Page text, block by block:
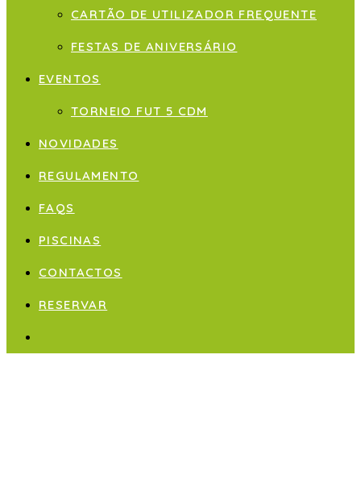
CARTÃO DE UTILIZADOR FREQUENTE
FESTAS DE ANIVERSÁRIO
EVENTOS
TORNEIO FUT 5 CDM
NOVIDADES
REGULAMENTO
FAQS
PISCINAS
CONTACTOS
RESERVAR